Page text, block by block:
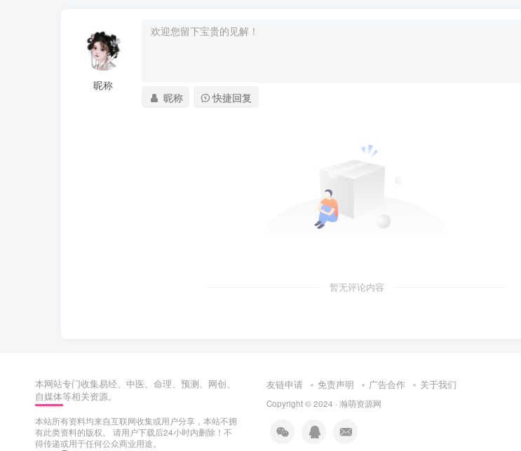
昵称
昵称 快捷回复
暂无评论内容
本网站专门收集易经、中医、命理、预测、网创、
自媒体等相关资源。
本站所有资料均来自互联网收集或用户分享，本站不拥
有此类资料的版权。 请用户下载后24小时内删除！不
得传递或用于任何公众商业用途。
友链申请 免责声明 广告合作 关于我们
Copyright © 2024 · 瀚萌资源网